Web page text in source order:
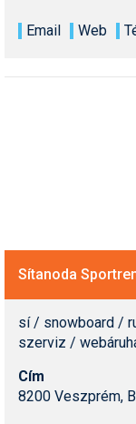
Email Web
Sítanoda
sí / snowboard /
szerviz /
Cím
8200 Veszprém,